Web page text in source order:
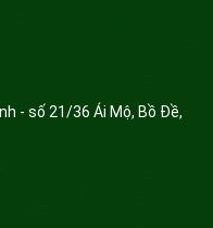
- số 21/36 Ái Mộ, Bồ Đề,